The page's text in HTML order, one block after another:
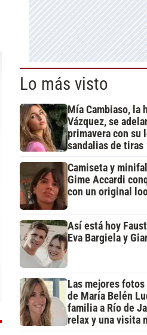
Lo más visto
Mía Cambiaso, la
Vázquez, se
primavera con su
sandalias de tiras
Camiseta y
Gime Accardi
con un original
Así está hoy
Eva Bargiela y
Las mejores fotos
de María Belén
familia a Río de
relax y una visita